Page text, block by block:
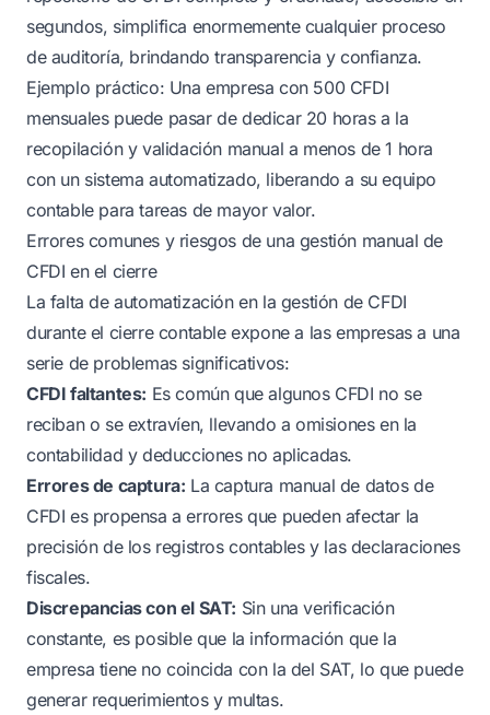
segundos, simplifica enormemente cualquier proceso
de auditoría, brindando transparencia y confianza.
Ejemplo práctico: Una empresa con 500 CFDI
mensuales puede pasar de dedicar 20 horas a la
recopilación y validación manual a menos de 1 hora
con un sistema automatizado, liberando a su equipo
contable para tareas de mayor valor.
Errores comunes y riesgos de una gestión manual de
CFDI en el cierre
La falta de automatización en la gestión de CFDI
durante el cierre contable expone a las empresas a una
serie de problemas significativos:
CFDI faltantes: Es común que algunos CFDI no se
reciban o se extravíen, llevando a omisiones en la
contabilidad y deducciones no aplicadas.
Errores de captura: La captura manual de datos de
CFDI es propensa a errores que pueden afectar la
precisión de los registros contables y las declaraciones
fiscales.
Discrepancias con el SAT: Sin una verificación
constante, es posible que la información que la
empresa tiene no coincida con la del SAT, lo que puede
generar requerimientos y multas.